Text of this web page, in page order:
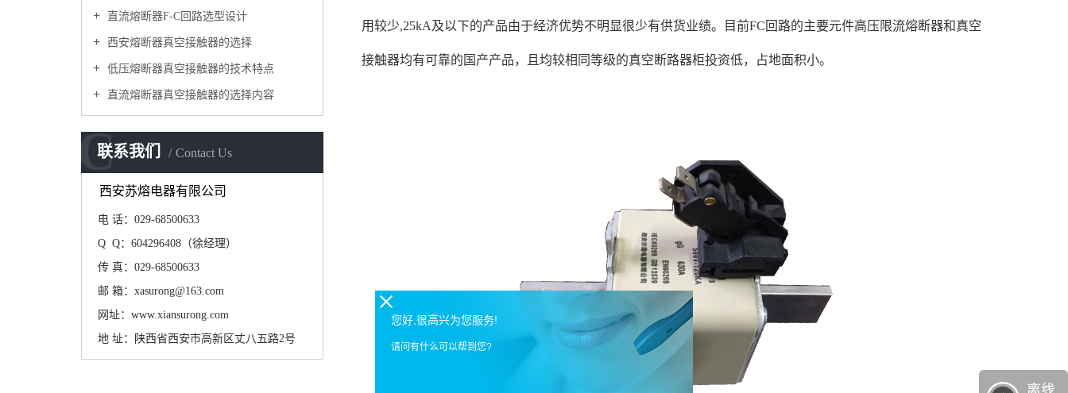
直流熔断器F-C回路选型设计
西安熔断器真空接触器的选择
低压熔断器真空接触器的技术特点
直流熔断器真空接触器的选择内容
联系我们 Contact Us
C
西安苏熔电器有限公司
电 话：029-68500633
Q Q：604296408（徐经理）
传 真：029-68500633
邮 箱：xasurong@163.com
网址：www.xiansurong.com
地 址：陕西省西安市高新区丈八五路2号
用较少,25kA及以下的产品由于经济优势不明显很少有供货业绩。目前FC回路的主要元件高压限流熔断器和真空
接触器均有可靠的国产产品，且均较相同等级的真空断路器柜投资低，占地面积小。
您好,很高兴为您服务!
请问有什么可以帮到您?